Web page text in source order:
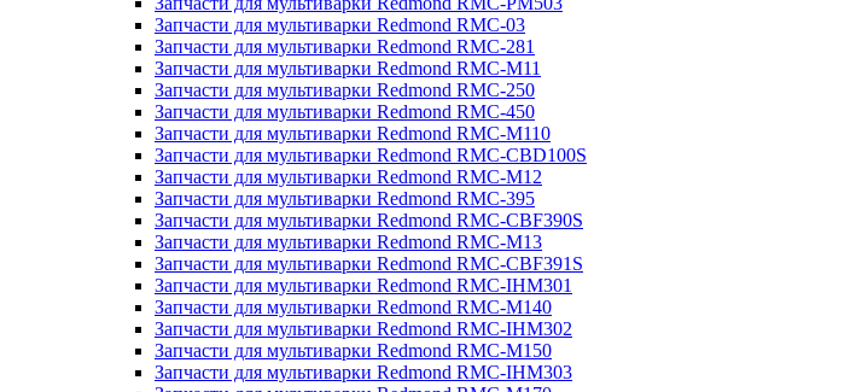
Запчасти для мультиварки Redmond RMC-03
Запчасти для мультиварки Redmond RMC-281
Запчасти для мультиварки Redmond RMC-M11
Запчасти для мультиварки Redmond RMC-250
Запчасти для мультиварки Redmond RMC-450
Запчасти для мультиварки Redmond RMC-M110
Запчасти для мультиварки Redmond RMC-CBD100S
Запчасти для мультиварки Redmond RMC-M12
Запчасти для мультиварки Redmond RMC-395
Запчасти для мультиварки Redmond RMC-CBF390S
Запчасти для мультиварки Redmond RMC-M13
Запчасти для мультиварки Redmond RMC-CBF391S
Запчасти для мультиварки Redmond RMC-IHM301
Запчасти для мультиварки Redmond RMC-M140
Запчасти для мультиварки Redmond RMC-IHM302
Запчасти для мультиварки Redmond RMC-M150
Запчасти для мультиварки Redmond RMC-IHM303